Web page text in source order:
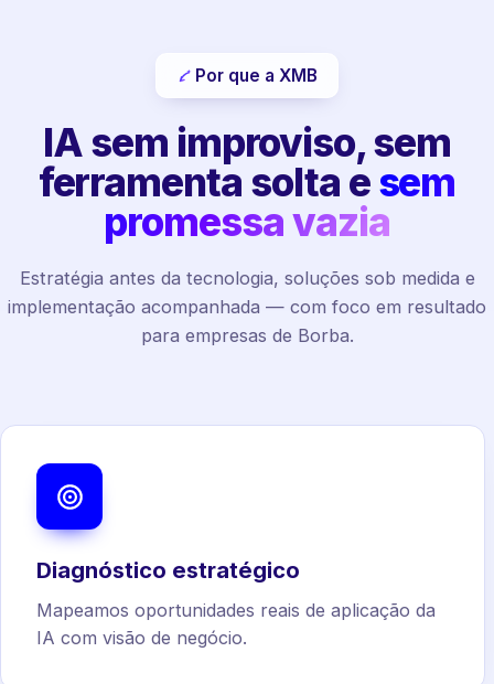
Por que a XMB
IA sem improviso, sem
ferramenta solta esem
promessa vazia
Estratégia antes da tecnologia, soluções sob medida e
implementação acompanhada — com foco em resultado
para empresas de Borba.
Diagnóstico estratégico
Mapeamos oportunidades reais de aplicação da
IA com visão de negócio.